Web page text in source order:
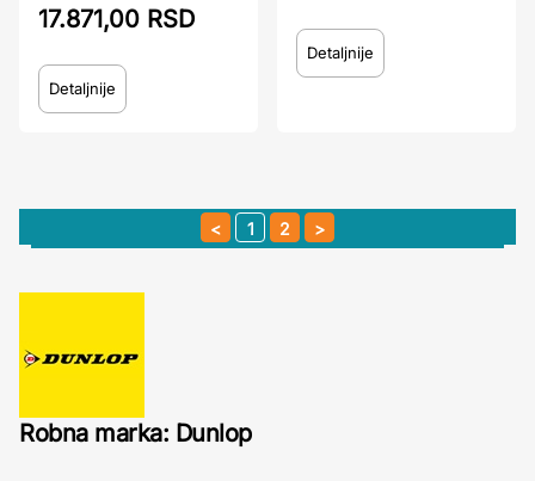
17.871,00 RSD
Detaljnije
Detaljnije
1 2
Robna marka: Dunlop